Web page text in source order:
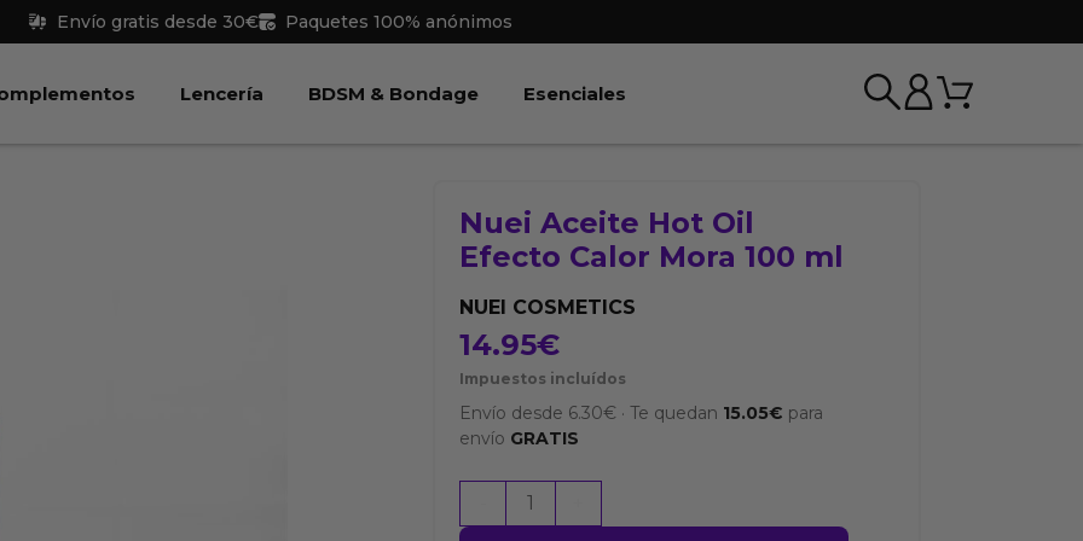
Envío gratis desde 30€ Paquetes 100% anónimos
Juguetes Abrir Complementos
Lencería Abrir Lencería
BDSM & Bondage Abrir BDSM & Bondage
Esenciales Carrito
Nuei Aceite Hot Oil
Efecto Calor Mora 100 ml
NUEI COSMETICS
14.95€
Impuestos incluídos
Envío desde 6.30€ ·Te quedan 15.05€ para
envío GRATIS
Aceite